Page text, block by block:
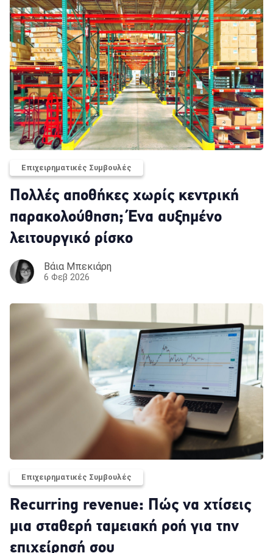
Επιχειρηματικές Συμβουλές
Πολλές αποθήκες χωρίς κεντρική
παρακολούθηση; Ένα αυξημένο
λειτουργικό ρίσκο
Βάια Μπεκιάρη
6 Φεβ 2026
Επιχειρηματικές Συμβουλές
Recurring revenue: Πώς να χτίσεις
μια σταθερή ταμειακή ροή για την
επιχείρησή σου